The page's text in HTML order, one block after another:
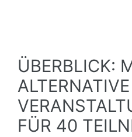
ÜBERBLICK:
ALTERNATIVE
FÜR 40